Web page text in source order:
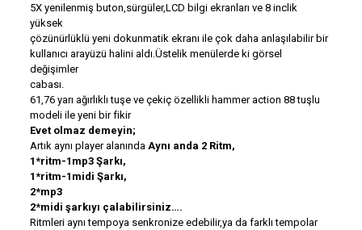
5X yenilenmiş buton,sürgüler,LCD bilgi ekranları ve 8 inclik
yüksek
çözünürlüklü yeni dokunmatik ekranı ile çok daha anlaşılabilir bir
kullanıcı arayüzü halini aldı.Üstelik menülerde ki görsel
değişimler
cabası.
61,76 yarı ağırlıklı tuşe ve çekiç özellikli hammer action 88 tuşlu
modeli ile yeni bir fikir
Evet olmaz demeyin;
Artık aynı player alanında Aynı anda 2 Ritm,
1*ritm-1mp3 Şarkı,
1*ritm-1midi Şarkı,
2*mp3
2*midi şarkıyı çalabilirsiniz….
Ritmleri aynı tempoya senkronize edebilir,ya da farklı tempolar